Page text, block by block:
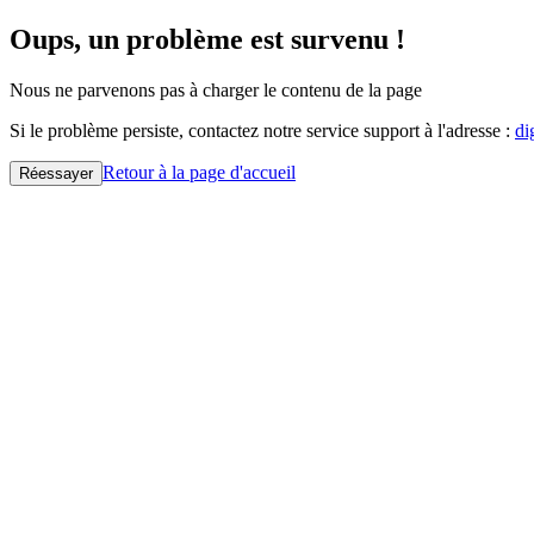
Oups, un problème est survenu !
Nous ne parvenons pas à charger le contenu de la page
Si le problème persiste, contactez notre service support à l'adresse :
Réessayer Retour à la page d'accueil